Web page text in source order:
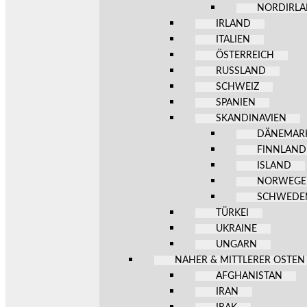
IRLAND
ITALIEN
ÖSTERREICH
RUSSLAND
SCHWEIZ
SPANIEN
SKANDINAVIEN
FINNLAND
ISLAND
TÜRKEI
UKRAINE
UNGARN
NAHER & MITTLERER OSTEN
AFGHANISTAN
IRAN